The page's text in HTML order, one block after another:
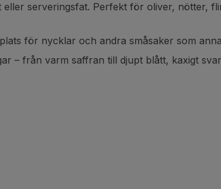
eller serveringsfat. Perfekt för oliver, nötter,
för nycklar och andra småsaker som
– från varm saffran till djupt blått, kaxigt